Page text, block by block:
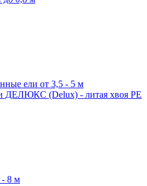
ели от 3,5 - 5 м
ДЕЛЮКС (Delux) - литая хвоя РЕ
- 8 м